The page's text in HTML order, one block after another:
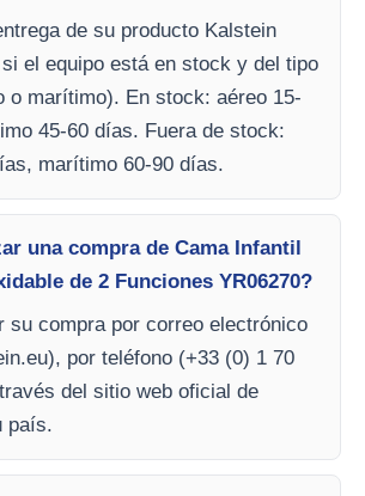
de su producto Kalstein
el equipo está en stock y del tipo
o marítimo). En stock: aéreo 15-
45-60 días. Fuera de stock:
marítimo 60-90 días.
una compra de Cama Infantil
de 2 Funciones YR06270?
su compra por correo electrónico
), por teléfono (+33 (0) 1 70
del sitio web oficial de
país.